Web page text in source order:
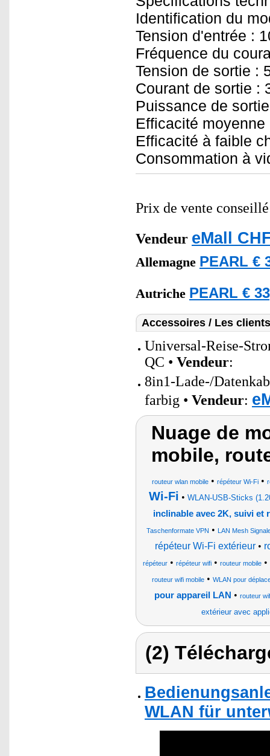
Identification du
Tension d'entrée :
Fréquence du
Tension de sortie :
Courant de sortie :
Puissance de
Efficacité
Efficacité à faible
Consommation à
Prix de vente
Vendeur eMall
Allemagne PEARL €
Autriche PEARL €
Accessoires / Les
Universal-Reise-
QC • Vendeur:
8in1-Lade-/
farbig • Vendeur:
Nuage de
mobile,
routeur wlan mobile• répéteur Wi-Fi•
Wi-Fi • WLAN-USB-Sticks
inclinable avec 2K, suivi et
Taschenformate VPN • LAN Mesh
répéteur Wi-Fi extérieur •
répéteur• répéteur wifi• routeur mobile•
routeur wifi mobile • WLAN pour
pour appareil LAN • routeur
extérieur avec
(2)
WLAN für